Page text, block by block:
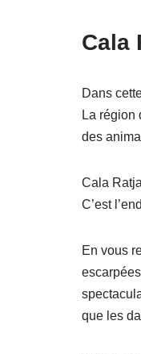
Cala
Dans
La région
des
Cala
C’est
En vous
que les